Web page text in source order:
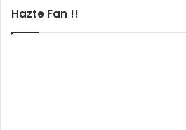
Hazte Fan !!